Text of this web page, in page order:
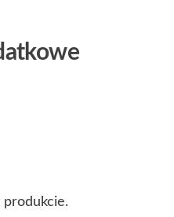
produkcie.